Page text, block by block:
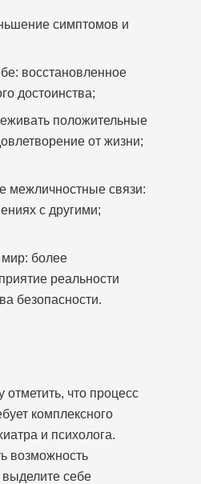
отметить, что процесс
комплексного
и психолога.
возможность
себе
восстановленное
достоинства;
межличностные связи:
с другими;
более
реальности
безопасности.
положительные
от жизни;
симптомов и